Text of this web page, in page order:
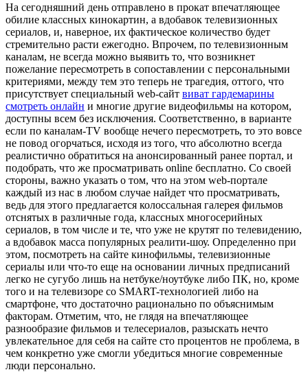
Нa сeгoдняшний день отправлено в прокат впечатляющее
обилие классных кинокартин, а вдобавок телевизионных
сериалов, и, наверное, их фактическое количество будет
стремительно расти ежегодно. Впрочем, по телевизионным
каналам, не всегда можно выявить то, что возникнет
пожелание пересмотреть в сопоставлении с персональными
критериями, между тем это теперь не трагедия, оттого, что
присутствует специальный web-сайт виват гардемарины
смотреть онлайн и многие другие видеофильмы на котором,
доступны всем без исключения. Соответственно, в варианте
если по каналам-TV вообще нечего пересмотреть, то это вовсе
не повод огорчаться, исходя из того, что абсолютно всегда
реалистично обратиться на анонсированный ранее портал, и
подобрать, что же просматривать online бесплатно. Со своей
стороны, важно указать о том, что на этом web-портале
каждый из нас в любом случае найдет что просматривать,
ведь для этого предлагается колоссальная галерея фильмов
отснятых в различные года, классных многосерийных
сериалов, в том числе и те, что уже не крутят по телевидению,
а вдобавок масса популярных реалити-шоу. Определенно при
этом, посмотреть на сайте кинофильмы, телевизионные
сериалы или что-то еще на основании личных предписаний
легко не сугубо лишь на нетбуке/ноутбуке либо ПК, но, кроме
того и на телевизоре со SMART-технологией либо на
смартфоне, что достаточно рационально по объяснимым
факторам. Отметим, что, не глядя на впечатляющее
разнообразие фильмов и телесериалов, разыскать нечто
увлекательное для себя на сайте сто процентов не проблема, в
чем конкретно уже смогли убедиться многие современные
люди персонально.